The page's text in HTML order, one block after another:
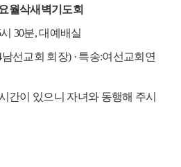
월삭새벽기도회
시 30분,대예배실
남선교회 회장) · 특송:여선교회연
간이 있으니 자녀와 동행해 주시